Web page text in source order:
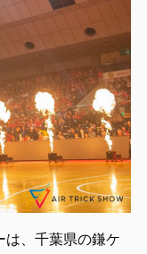
、千葉県の鎌ケ